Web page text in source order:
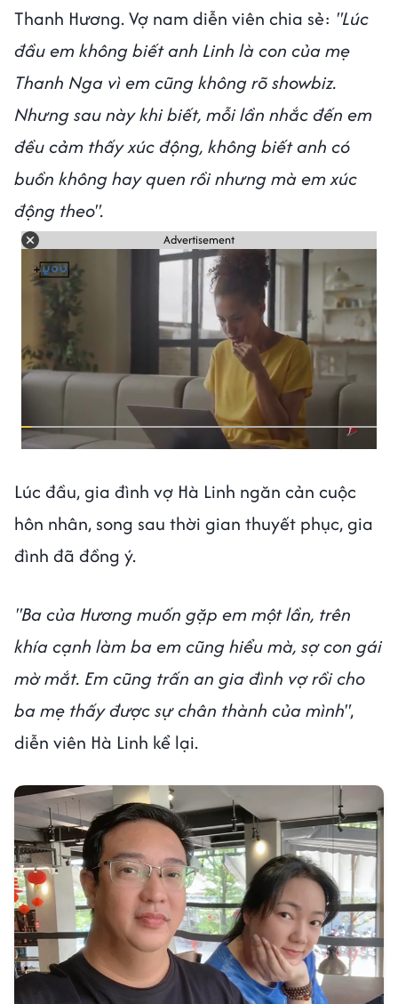
Thanh Hương. Vợ nam diễn viên chia sẻ: "Lúc
đầu em không biết anh Linh là con của mẹ
Thanh Nga vì em cũng không rõ showbiz.
Nhưng sau này khi biết, mỗi lần nhắc đến em
đều cảm thấy xúc động, không biết anh có
buồn không hay quen rồi nhưng mà em xúc
động theo".
Advertisement
Lúc đầu, gia đình vợ Hà Linh ngăn cản cuộc
hôn nhân, song sau thời gian thuyết phục, gia
đình đã đồng ý.
"Ba của Hương muốn gặp em một lần, trên
khía cạnh làm ba em cũng hiểu mà, sợ con gái
mờ mắt. Em cũng trấn an gia đình vợ rồi cho
ba mẹ thấy được sự chân thành của mình",
diễn viên Hà Linh kể lại.